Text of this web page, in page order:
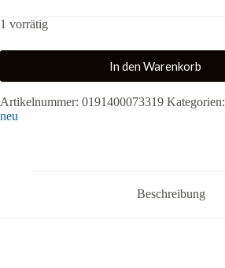
1 vorrätig
In den Warenkorb
Artikelnummer: 0191400073319 Kategorien:
neu
Beschreibung